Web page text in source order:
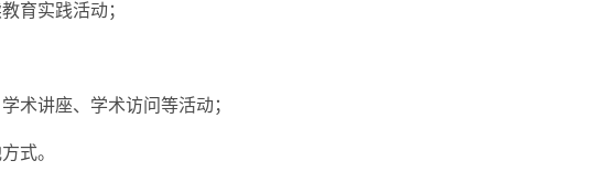
育实践活动；
术讲座、学术访问等活动；
式。